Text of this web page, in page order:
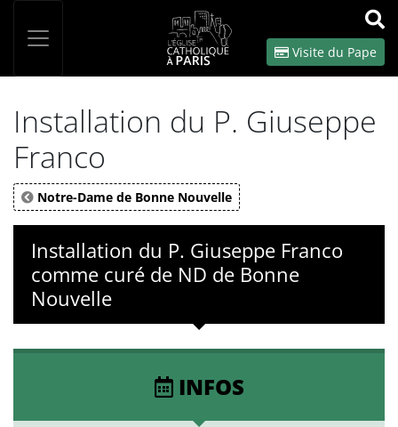
OK
Visite du Pape
Installation du P. Giuseppe
Franco
Notre-Dame de Bonne Nouvelle
Installation du P. Giuseppe Franco
comme curé de ND de Bonne
Nouvelle
INFOS
Panneau de gestion des cookies